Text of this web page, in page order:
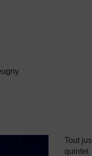
Tout